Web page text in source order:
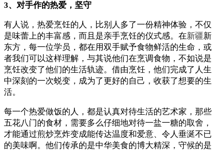
3、对手作的热爱，坚守
有人说，热爱烹饪的人，比别人多了一份精神体验，不仅
是味蕾上的丰富感，而且是亲手烹饪的仪式感。在新疆新
东方，每一位学员，都在用双手赋予食物鲜活的生命，或
者我们可以这样理解，与其说他们在烹调食物，不如说是
烹饪改变了他们的生活轨迹。借由烹饪，他们完成了人生
中深刻的一次蜕变，成为了更好的自己，收获了想要的生
活。
每一个热爱做饭的人，都是认真对待生活的艺术家，那些
五花八门的食材，需要多么仔细地对待一盐一糖的取舍，
才能通过煎炒烹炸变成能传达温度和爱意、令人垂涎不已
的美味啊。他们传承的是中华美食的博大精深，守候的是